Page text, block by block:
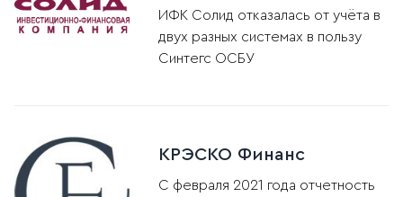
ИФК Солид отказалась от учёта в
двух разных системах в пользу
Синтегс ОСБУ
КРЭСКО Финанс
С февраля 2021 года отчетность